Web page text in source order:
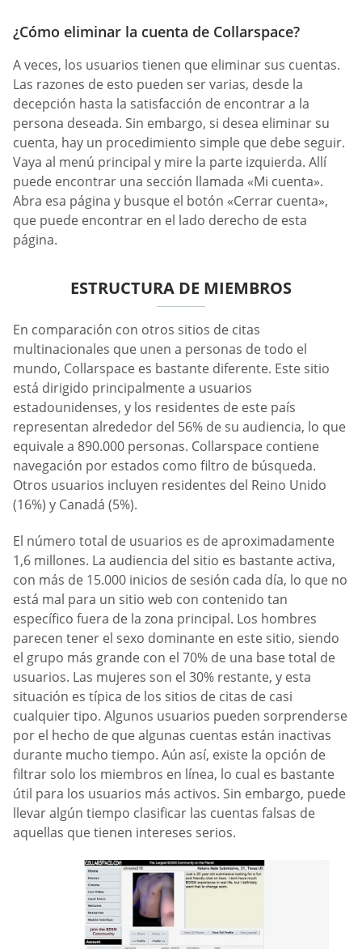
¿Cómo eliminar la cuenta de Collarspace?
A veces, los usuarios tienen que eliminar sus cuentas.
Las razones de esto pueden ser varias, desde la
decepción hasta la satisfacción de encontrar a la
persona deseada. Sin embargo, si desea eliminar su
cuenta, hay un procedimiento simple que debe seguir.
Vaya al menú principal y mire la parte izquierda. Allí
puede encontrar una sección llamada «Mi cuenta».
Abra esa página y busque el botón «Cerrar cuenta»,
que puede encontrar en el lado derecho de esta
página.
ESTRUCTURA DE MIEMBROS
En comparación con otros sitios de citas
multinacionales que unen a personas de todo el
mundo, Collarspace es bastante diferente. Este sitio
está dirigido principalmente a usuarios
estadounidenses, y los residentes de este país
representan alrededor del 56% de su audiencia, lo que
equivale a 890.000 personas. Collarspace contiene
navegación por estados como filtro de búsqueda.
Otros usuarios incluyen residentes del Reino Unido
(16%) y Canadá (5%).
El número total de usuarios es de aproximadamente
1,6 millones. La audiencia del sitio es bastante activa,
con más de 15.000 inicios de sesión cada día, lo que no
está mal para un sitio web con contenido tan
específico fuera de la zona principal. Los hombres
parecen tener el sexo dominante en este sitio, siendo
el grupo más grande con el 70% de una base total de
usuarios. Las mujeres son el 30% restante, y esta
situación es típica de los sitios de citas de casi
cualquier tipo. Algunos usuarios pueden sorprenderse
por el hecho de que algunas cuentas están inactivas
durante mucho tiempo. Aún así, existe la opción de
filtrar solo los miembros en línea, lo cual es bastante
útil para los usuarios más activos. Sin embargo, puede
llevar algún tiempo clasificar las cuentas falsas de
aquellas que tienen intereses serios.